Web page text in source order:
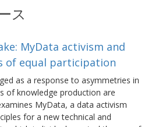
ス
MyData activism and
of equal participation
as a response to asymmetries in
of knowledge production are
MyData, a data activism
for a new technical and